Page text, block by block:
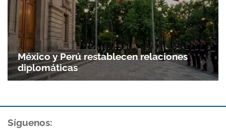
México y Perú restablecen relaciones
diplomáticas
Síguenos: